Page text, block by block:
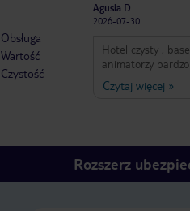
Obsługa
Wartość
Czystość
Agusia D
2026-07-30
Hotel czysty ,
animatorzy
zorganizowani.
Brakuje im
papierosów z
powiedział że
Czytaj więcej »
Rozszerz